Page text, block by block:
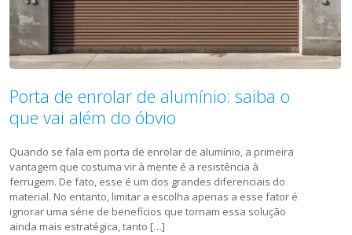
Porta de enrolar de alumínio: saiba o
que vai além do óbvio
Quando se fala em porta de enrolar de alumínio, a primeira
vantagem que costuma vir à mente é a resistência à
ferrugem. De fato, esse é um dos grandes diferenciais do
material. No entanto, limitar a escolha apenas a esse fator é
ignorar uma série de benefícios que tornam essa solução
ainda mais estratégica, tanto […]